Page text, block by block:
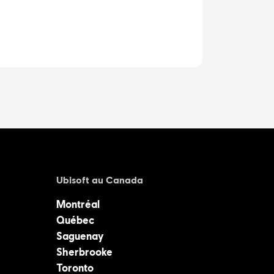
Ubisoft au Canada
Montréal
Québec
Saguenay
Sherbrooke
Toronto